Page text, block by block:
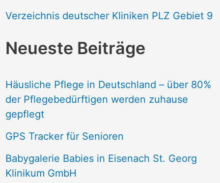
Verzeichnis deutscher Kliniken PLZ Gebiet 9
Neueste Beiträge
Häusliche Pflege in Deutschland – über 80%
der Pflegebedürftigen werden zuhause
gepflegt
GPS Tracker für Senioren
Babygalerie Babies in Eisenach St. Georg
Klinikum GmbH